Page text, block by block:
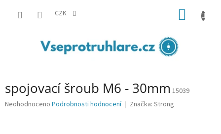
CZK
spojovací šroub M6 - 30mm 15039
Průměrné
Neohodnoceno Podrobnosti hodnocení Značka: Strong